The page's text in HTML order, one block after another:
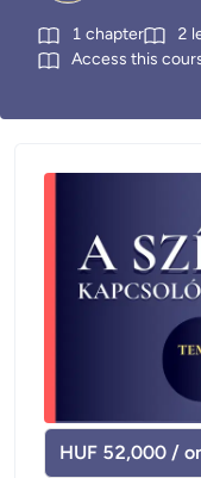
1 chapter 2
Access this
HUF 52,000 /